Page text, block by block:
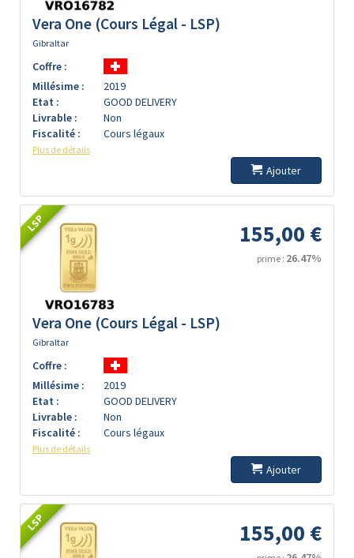
Vera One (Cours Légal - LSP)
Gibraltar
Coffre :
Millésime :
2019
Etat :
GOOD DELIVERY
Livrable :
Non
Fiscalité :
Cours légaux
Plus de détails
Ajouter
LSP 155,00 €
prime : 26.47%
Vera One (Cours Légal - LSP)
Gibraltar
Coffre :
Millésime :
2019
Etat :
GOOD DELIVERY
Livrable :
Non
Fiscalité :
Cours légaux
Plus de détails
Ajouter
LSP 155,00 €